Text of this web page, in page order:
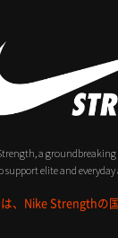
a groundbreaking
support elite and
、Nike Strengthの